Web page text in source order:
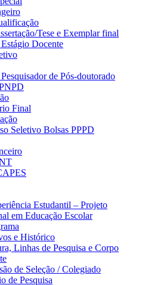
Tese e Exemplar final
Docente
de Pós-doutorado
Final
Seletivo Bolsas PPPD
Estudantil – Projeto
em Educação Escolar
e Histórico
Linhas de Pesquisa e Corpo
de Seleção / Colegiado
de Pesquisa